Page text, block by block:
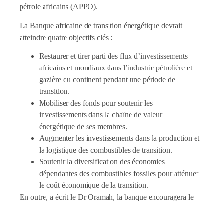
pétrole africains (APPO).
La Banque africaine de transition énergétique devrait
atteindre quatre objectifs clés :
Restaurer et tirer parti des flux d’investissements
africains et mondiaux dans l’industrie pétrolière et
gazière du continent pendant une période de
transition.
Mobiliser des fonds pour soutenir les
investissements dans la chaîne de valeur
énergétique de ses membres.
Augmenter les investissements dans la production et
la logistique des combustibles de transition.
Soutenir la diversification des économies
dépendantes des combustibles fossiles pour atténuer
le coût économique de la transition.
En outre, a écrit le Dr Oramah, la banque encouragera le